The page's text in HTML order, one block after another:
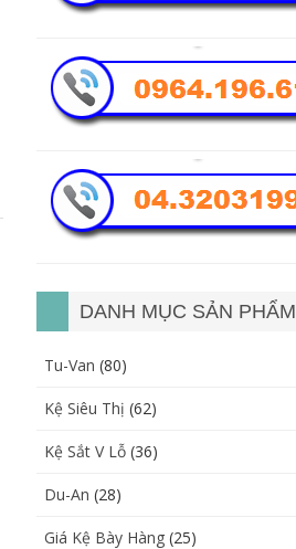
DANH MỤC SẢN PHẨM
Tu-Van (80)
Kệ Siêu Thị (62)
Kệ Sắt V Lỗ (36)
Du-An (28)
Giá Kệ Bày Hàng (25)